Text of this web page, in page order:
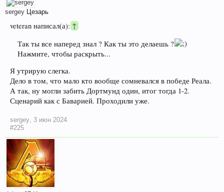
sergey Цезарь
veteran написал(а):↑
Так ты все наперед знал ? Как ты это делаешь ?
Нажмите, чтобы раскрыть...
Я утрирую слегка.
Дело в том, что мало кто вообще сомневался в победе Реала.
А так, ну могли забить Дортмунд один, итог тогда 1-2.
Сценарий как с Баварией. Проходили уже.
sergey, 3 июн 2024
#225